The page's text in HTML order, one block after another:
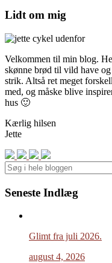
Lidt om mig
Velkommen til min blog.
skønne brød til vild have
strik. Altså ret meget
med, og måske blive
hus 🙂
Kærlig hilsen
Jette
Seneste Indlæg
Glimt fra juli 2026.
august 4, 2026